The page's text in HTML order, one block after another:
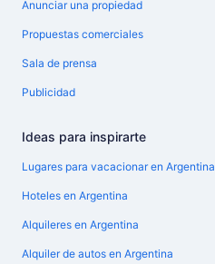
Anunciar una propiedad
Propuestas comerciales
Sala de prensa
Publicidad
Ideas para inspirarte
Lugares para vacacionar en Argentina
Hoteles en Argentina
Alquileres en Argentina
Alquiler de autos en Argentina